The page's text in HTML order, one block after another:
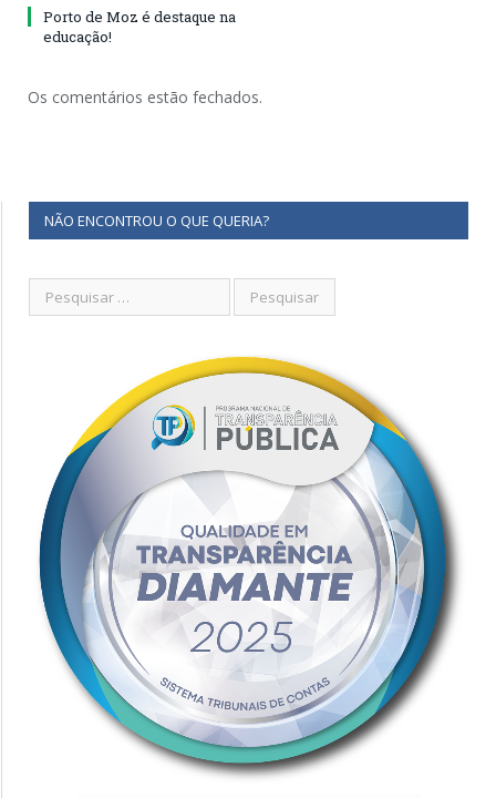
Porto de Moz é destaque na
educação!
Os comentários estão fechados.
NÃO ENCONTROU O QUE QUERIA?